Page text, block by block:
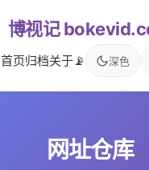
博视记
首页归档关于📡 深色
网址仓库